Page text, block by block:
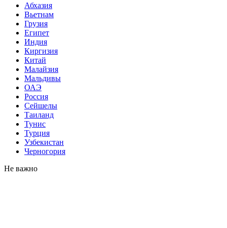
Абхазия
Вьетнам
Грузия
Египет
Индия
Киргизия
Китай
Малайзия
Мальдивы
ОАЭ
Россия
Сейшелы
Таиланд
Тунис
Турция
Узбекистан
Черногория
Не важно